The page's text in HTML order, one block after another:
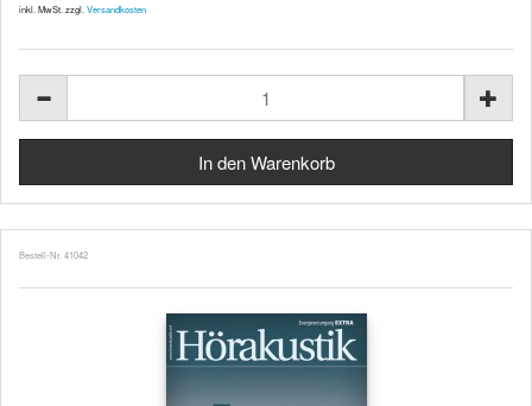
inkl. MwSt. zzgl. Versandkosten
Bestell-Nr. 41042